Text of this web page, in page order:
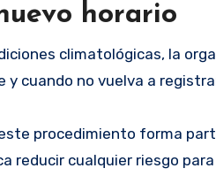
horario
climatológicas, la
y cuando no vuelva a
este procedimiento forma
reducir cualquier riesgo